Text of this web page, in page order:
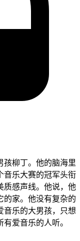
孩柳丁。他的脑海里
音乐大赛的冠军头衔
质感声线。他说，他
的家。他没有复杂的
音乐的大男孩，只想
爱音乐的人听。